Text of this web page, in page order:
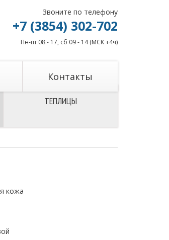
Звоните по телефону
+7 (3854) 302-702
Пн-пт 08 - 17, сб 09 - 14 (МСК +4ч)
Контакты
ТЕПЛИЦЫ
кожа